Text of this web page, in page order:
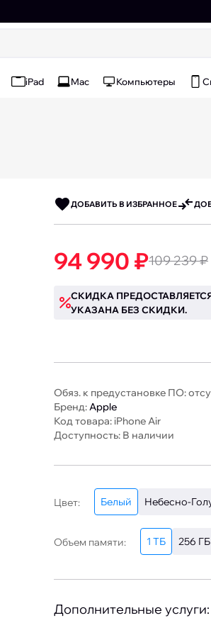
iPad Mac Компьютеры
ДОБАВИТЬ В ИЗБРАННОЕ
94 990 ₽109 239 ₽
СКИДКА
УКАЗАНА БЕЗ СКИДКИ.
Обяз. к предустановке ПО:
Бренд:Apple
Код товара: iPhone Air
Доступность: В наличии
Цвет: Белый Небесно-
Объем памяти: 1 ТБ 256 ГБ
Дополнительные услуги: